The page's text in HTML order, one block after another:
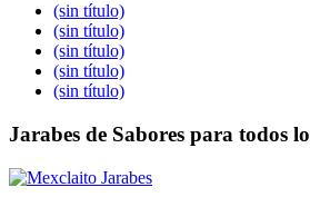
(sin título)
(sin título)
(sin título)
(sin título)
(sin título)
Jarabes de Sabores para todos